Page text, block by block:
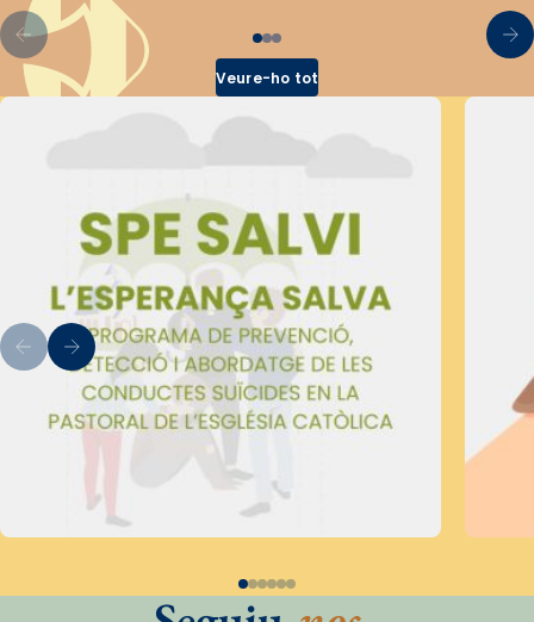
Veure-ho tot